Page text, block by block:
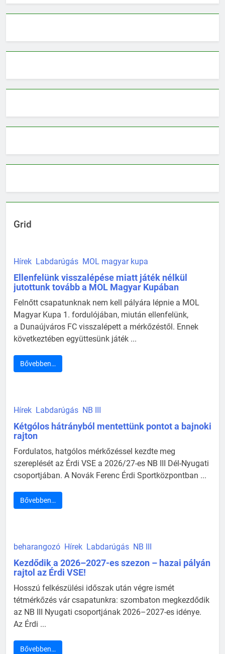
Grid
Hírek Labdarúgás MOL magyar kupa
Ellenfelünk visszalépése miatt játék nélkül
jutottunk tovább a MOL Magyar Kupában
Felnőtt csapatunknak nem kell pályára lépnie a MOL
Magyar Kupa 1. fordulójában, miután ellenfelünk,
a Dunaújváros FC visszalépett a mérkőzéstől. Ennek
következtében együttesünk játék ...
Bővebben…
Hírek Labdarúgás NB III
Kétgólos hátrányból mentettünk pontot a bajnoki
rajton
Fordulatos, hatgólos mérkőzéssel kezdte meg
szereplését az Érdi VSE a 2026/27-es NB III Dél-Nyugati
csoportjában. A Novák Ferenc Érdi Sportközpontban ...
Bővebben…
beharangozó Hírek Labdarúgás NB III
Kezdődik a 2026–2027-es szezon – hazai pályán
rajtol az Érdi VSE!
Hosszú felkészülési időszak után végre ismét
tétmérkőzés vár csapatunkra: szombaton megkezdődik
az NB III Nyugati csoportjának 2026–2027-es idénye.
Az Érdi ...
Bővebben…